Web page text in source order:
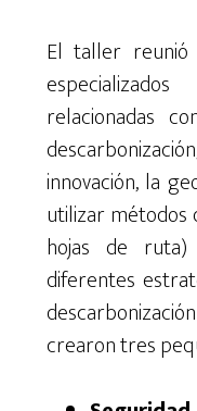
El taller reunió
relacionadas
innovación, la
utilizar métodos
hojas de
diferentes
crearon tres